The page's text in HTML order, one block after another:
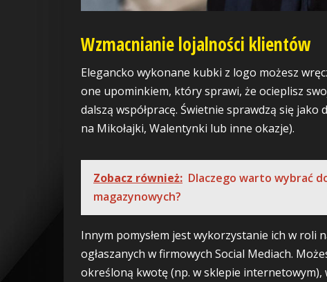
Wzmacnianie lojalności klientów
Elegancko wykonane kubki z logo możesz
one upominkiem, który sprawi, że ocieplisz
dalszą współpracę. Świetnie sprawdzą się
na Mikołajki, Walentynki lub inne okazje).
Zobacz również: Dlaczego warto wybrać
magazynowych?
Innym pomysłem jest wykorzystanie ich w roli
ogłaszanych w firmowych Social Mediach.
określoną kwotę (np. w sklepie internetowym),